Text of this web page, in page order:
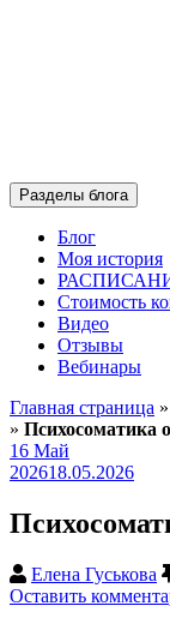
Разделы блога
Блог
Моя история
Стоимость
Видео
Отзывы
Вебинары
Главная страница »
» Психосоматика
16 Май
202618.05.2026
Елена Гуськова
Оставить